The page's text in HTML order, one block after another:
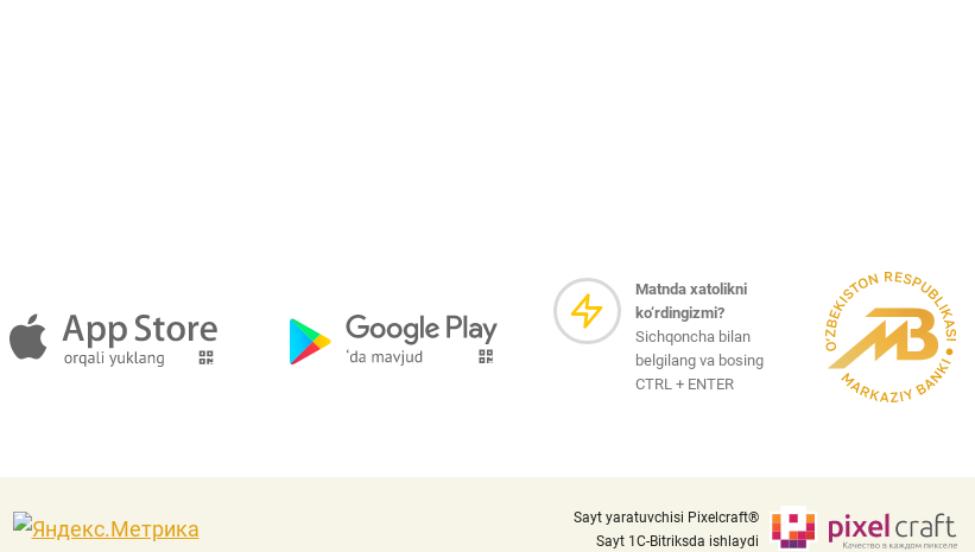
Matnda xatolikni
ko‘rdingizmi?
Sichqoncha bilan
belgilang va bosing
CTRL + ENTER
Sayt yaratuvchisi Pixelcraft®
Sayt 1C-Bitriksda ishlaydi